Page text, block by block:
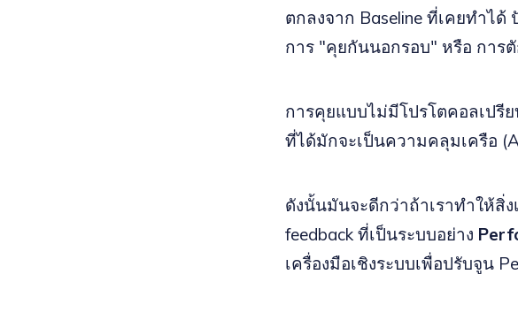
ตกลงจาก Baseline ที่เคยทำไ
การ "คุยกันนอกรอบ" หรือ การ
การคุยแบบไม่มีโปรโตคอลเปรี
ที่ได้มักจะเป็นความคลุมเครือ
ดังนั้นมันจะดีกว่าถ้าเราทำให้สิ่
feedback ที่เป็นระบบอย่าง
เครื่องมือเชิงระบบเพื่อปรับจูน